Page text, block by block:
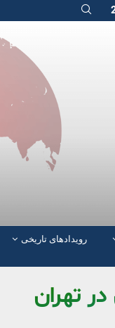
رویدادهای تاریخی
تهران